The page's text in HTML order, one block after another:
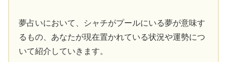
夢占いにおいて、シャチがプールにいる夢が意味す
るもの、あなたが現在置かれている状況や運勢につ
いて紹介していきます。